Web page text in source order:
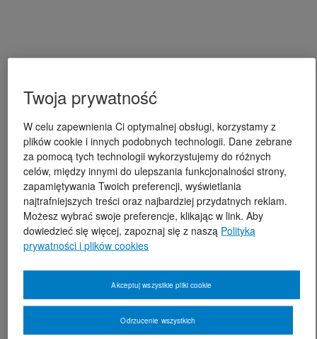
Twoja prywatność
W celu zapewnienia Ci optymalnej obsługi, korzystamy z
plików cookie i innych podobnych technologii. Dane zebrane
za pomocą tych technologii wykorzystujemy do różnych
celów, między innymi do ulepszania funkcjonalności strony,
zapamiętywania Twoich preferencji, wyświetlania
najtrafniejszych treści oraz najbardziej przydatnych reklam.
Możesz wybrać swoje preferencje, klikając w link. Aby
dowiedzieć się więcej, zapoznaj się z naszą Polityką
prywatności i plików cookies
Odrzucenie wszystkich
Akceptuj wszystkie pliki cookie